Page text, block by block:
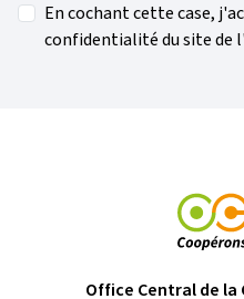
En cochant cette case,
confidentialité du site de
Office Central de